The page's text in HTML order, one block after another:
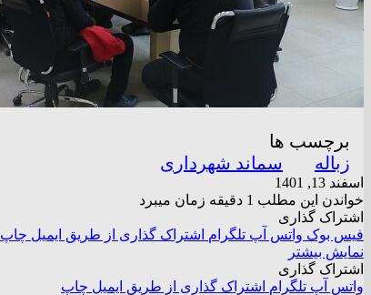
برچسب ها
زباله
سماند شهرداری
اسفند 13, 1401
خواندن این مطلب 1 دقیقه زمان میبرد
اشتراک گذاری
فیس بوک واتس آپ تلگرام اشتراک گذاری از طریق ایمیل چاپ
نمایش بیشتر
اشتراک گذاری
واتس آپ تلگرام اشتراک گذاری از طریق ایمیل چاپ